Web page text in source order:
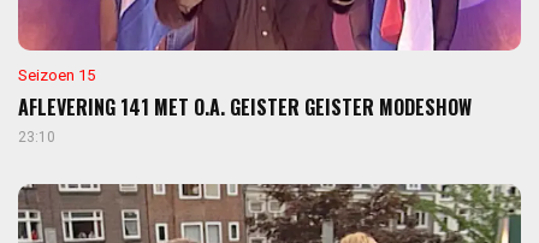
Seizoen 15
AFLEVERING 141 MET O.A. GEISTER GEISTER MODESHOW
23:10